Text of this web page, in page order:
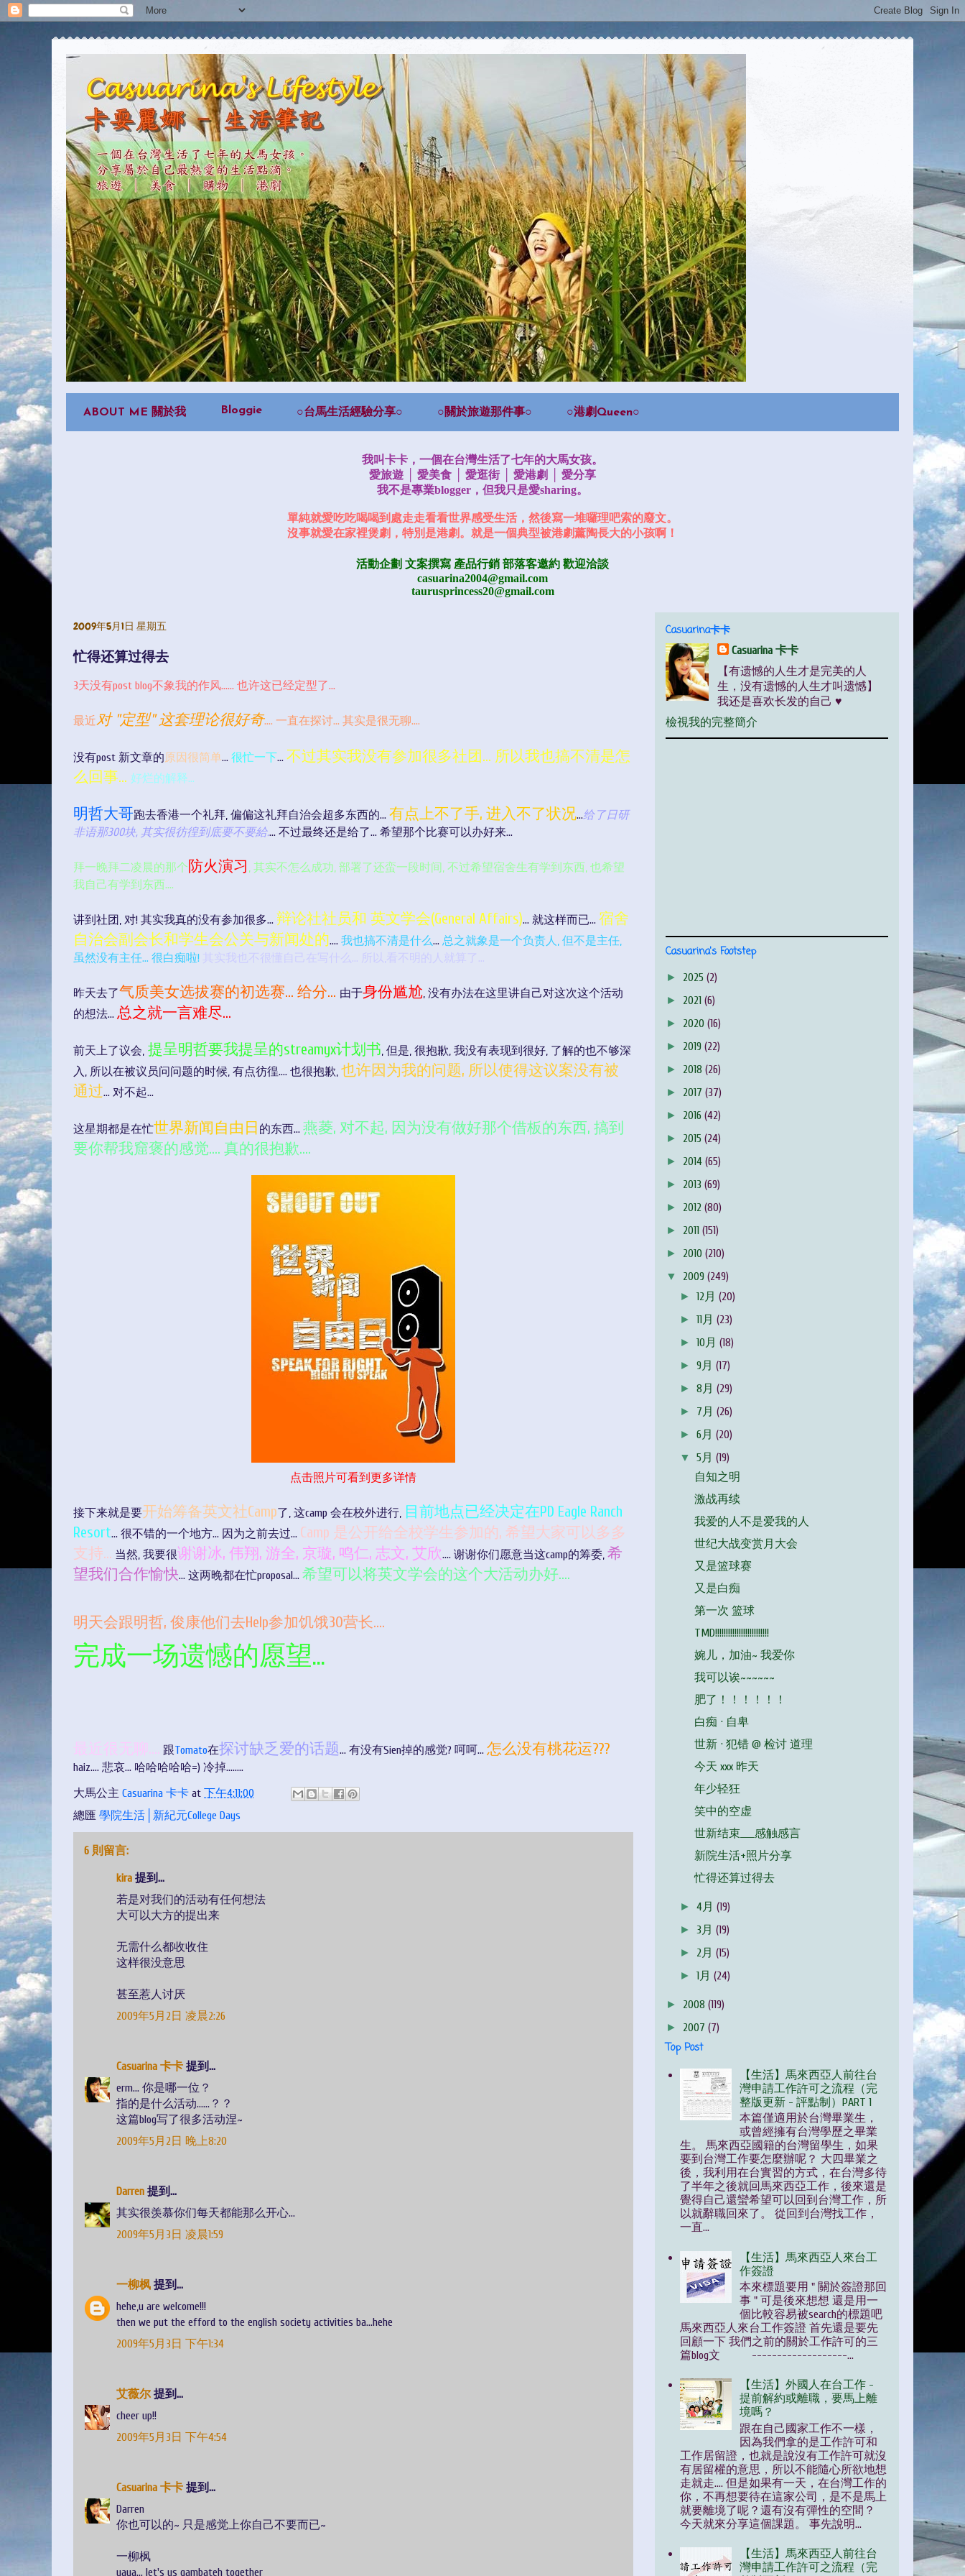
ABOUT ME 關於我 Bloggie ○台馬生活經驗分享○ ○關於旅遊那件事○ ○港劇Queen○
我叫卡卡，一個在台灣生活了七年的大馬女孩。
愛旅遊 │ 愛美食 │ 愛逛街 │ 愛港劇 │ 愛分享
我不是專業blogger，但我只是愛sharing。
單純就愛吃吃喝喝到處走走看看世界感受生活，然後寫一堆囉理吧索的廢文。
沒事就愛在家裡煲劇，特別是港劇。就是一個典型被港劇薰陶長大的小孩啊！
活動企劃 文案撰寫 產品行銷 部落客邀約 歡迎洽談
casuarina2004@gmail.com
taurusprincess20@gmail.com
2009年5月1日 星期五
忙得还算过得去
3天没有post blog不象我的作风...... 也许这已经定型了...
最近对 "定型" 这套理论很好奇.... 一直在探讨... 其实是很无聊....
没有post 新文章的原因很简单... 很忙一下... 不过其实我没有参加很多社团... 所以我也搞不清是怎
么回事... 好烂的解释...
明哲大哥跑去香港一个礼拜, 偏偏这礼拜自治会超多东西的... 有点上不了手, 进入不了状况...给了日研
非语那300块, 其实很彷徨到底要不要給.... 不过最终还是给了... 希望那个比赛可以办好来...
拜一晚拜二凌晨的那个防火演习 , 其实不怎么成功, 部署了还蛮一段时间, 不过希望宿舍生有学到东西, 也希望
我自己有学到东西....
讲到社团, 对! 其实我真的没有参加很多... 辩论社社员和 英文学会(General Affairs)... 就这样而已... 宿舍
自治会副会长和学生会公关与新闻处的.... 我也搞不清是什么... 总之就象是一个负责人, 但不是主任,
虽然没有主任... 很白痴啦! 其实我也不很懂自己在写什么... 所以,看不明的人就算了...
昨天去了气质美女选拔赛的初选赛... 给分... 由于身份尴尬, 没有办法在这里讲自己对这次这个活动
的想法... 总之就一言难尽...
前天上了议会, 提呈明哲要我提呈的streamyx计划书, 但是, 很抱歉, 我没有表现到很好, 了解的也不够深
入, 所以在被议员问问题的时候, 有点彷徨.... 也很抱歉, 也许因为我的问题, 所以使得这议案没有被
通过... 对不起...
这星期都是在忙世界新闻自由日 的东西... 燕菱, 对不起, 因为没有做好那个借板的东西, 搞到
要你帮我窟褒的感觉.... 真的很抱歉....
点击照片可看到更多详情
接下来就是要开始筹备英文社Camp了, 这camp 会在校外进行, 目前地点已经决定在PD Eagle Ranch
Resort... 很不错的一个地方... 因为之前去过... Camp 是公开给全校学生参加的, 希望大家可以多多
支持... 当然, 我要很谢谢冰, 伟翔, 游全, 京璇, 鸣仁, 志文, 艾欣.... 谢谢你们愿意当这camp的筹委, 希
望我们合作愉快... 这两晚都在忙proposal... 希望可以将英文学会的这个大活动办好....
明天会跟明哲, 俊康他们去Help参加饥饿30营长....
完成一场遗憾的愿望...
最近很无聊.... 跟Tomato在探讨缺乏爱的话题... 有没有Sien掉的感觉? 呵呵... 怎么没有桃花运???
haiz.... 悲哀... 哈哈哈哈哈=) 冷掉........
大馬公主 Casuarina 卡卡 at 下午4:11:00
總匯 學院生活│新紀元College Days
6 則留言:
kira 提到...
若是对我们的活动有任何想法
大可以大方的提出来
无需什么都收收住
这样很没意思
甚至惹人讨厌
2009年5月2日 凌晨2:26
Casuarina 卡卡 提到...
erm... 你是哪一位？
指的是什么活动……？？
这篇blog写了很多活动涅~
2009年5月2日 晚上8:20
Darren 提到...
其实很羡慕你们每天都能那么开心...
2009年5月3日 凌晨1:59
一柳枫 提到...
hehe,u are welcome!!!
then we put the efford to the english society activities ba...hehe
2009年5月3日 下午1:34
艾薇尔提到...
cheer up!!
2009年5月3日 下午4:54
Casuarina 卡卡 提到...
Darren
你也可以的~ 只是感觉上你自己不要而已~
一柳枫
yaya... let's us gambateh together
Casuarina卡卡
Casuarina 卡卡
【有遗憾的人生才是完美的人
生，没有遗憾的人生才叫遗憾】
我还是喜欢长发的自己 ♥
檢視我的完整簡介
Casuarina's Footstep
► 2025 (2)
► 2021 (6)
► 2020 (16)
► 2019 (22)
► 2018 (26)
► 2017 (37)
► 2016 (42)
► 2015 (24)
► 2014 (65)
► 2013 (69)
► 2012 (80)
► 2011 (151)
► 2010 (210)
▼ 2009 (249)
►12月(20)
►11月(23)
►10月(18)
►9月(17)
►8月(29)
► 7月(26)
►6月(20)
▼5月(19)
自知之明
激战再续
我爱的人不是爱我的人
世纪大战变赏月大会
又是篮球赛
又是白痴
第一次 篮球
TMD!!!!!!!!!!!!!!!!!!!!!!!!!
婉儿，加油~ 我爱你
我可以诶~~~~~~
肥了！！！！！！
白痴 · 自卑
世新 · 犯错 @ 检讨 道理
今天 xxx 昨天
年少轻狂
笑中的空虚
世新结束____感触感言
新院生活+照片分享
忙得还算过得去
►4月(19)
► 3月(19)
► 2月(15)
►1月(24)
► 2008 (119)
► 2007 (7)
Top Post
【生活】馬來西亞人前往台
灣申請工作許可之流程（完
整版更新 - 評點制）PART 1
本篇僅適用於台灣畢業生，
或曾經擁有台灣學歷之畢業
生。 馬來西亞國籍的台灣留學生，如果
要到台灣工作要怎麼辦呢？ 大四畢業之
後，我利用在台實習的方式，在台灣多待
了半年之後就回馬來西亞工作，後來還是
覺得自己還蠻希望可以回到台灣工作，所
以就辭職回來了。 從回到台灣找工作，
一直...
【生活】馬來西亞人來台工
作簽證
本來標題要用 " 關於簽證那回
事 " 可是後來想想 還是用一
個比較容易被search的標題吧
馬來西亞人來台工作簽證 首先還是要先
回顧一下 我們之前的關於工作許可的三
篇blog文 -------------------...
【生活】外國人在台工作 -
提前解約或離職，要馬上離
境嗎？
跟在自己國家工作不一樣，
因為我們拿的是工作許可和
工作居留證，也就是說沒有工作許可就沒
有居留權的意思，所以不能隨心所欲地想
走就走.... 但是如果有一天，在台灣工作的
你，不再想要待在這家公司，是不是馬上
就要離境了呢？還有沒有彈性的空間？
今天就來分享這個課題。 事先說明...
【生活】馬來西亞人前往台
灣申請工作許可之流程（完